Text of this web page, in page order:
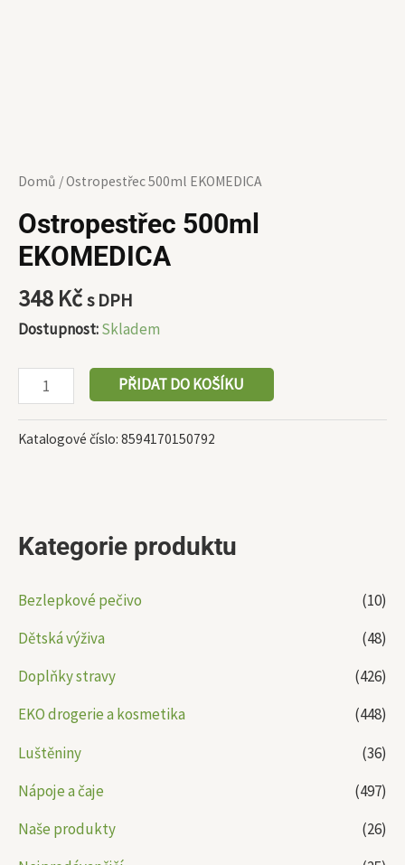
Kategorie produktu
Bezlepkové pečivo
(10)
Dětská výživa
(48)
Doplňky stravy
(426)
EKO drogerie a kosmetika
(448)
Luštěniny
(36)
Nápoje a čaje
(497)
Naše produkty
(26)
Domů / Ostropestřec 500ml EKOMEDICA
Ostropestřec 500ml
EKOMEDICA
348 Kčs DPH
Dostupnost:Skladem
PŘIDAT DO KOŠÍKU
Katalogové číslo: 8594170150792